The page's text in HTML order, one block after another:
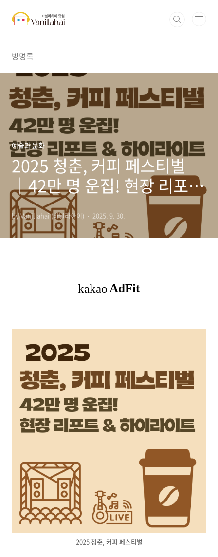
방명록
예술과 문화
2025 청춘, 커피 페스티벌
│42만 명 운집! 현장 리포트
& 하이라이트
by Vanillahai (바닐라하이) 2025. 9. 30.
2025 청춘, 커피 페스티벌